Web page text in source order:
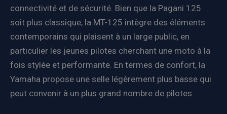
connectivité et de sécurité. Bien que la Pagani 125
soit plus classique, la MT-125 intègre des éléments
contemporains qui plaisent à un large public, en
particulier les jeunes pilotes cherchant une moto à la
fois stylée et performante. En termes de confort, la
Yamaha propose une selle légèrement plus basse qui
peut convenir à un plus grand nombre de pilotes.